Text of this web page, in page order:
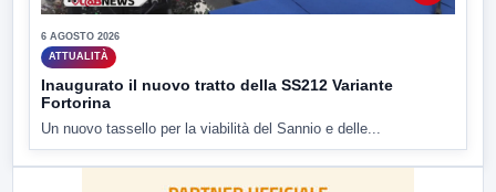
6 AGOSTO 2026
ATTUALITÀ
Inaugurato il nuovo tratto della SS212 Variante
Fortorina
Un nuovo tassello per la viabilità del Sannio e delle...